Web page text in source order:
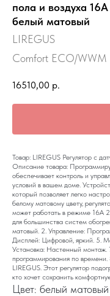
пола и воздуха
белый матовый
LIREGUS
Comfort ECO/WWM
16510,00 р.
Товар: LIREGUS Регулятор с
Описание товара:
обеспечивает контроль и
условий в вашем доме.
который позволяет легко
белому матовому цвету,
может работать в режиме 16А
для большинства систем
матовый. 2. Управление:
Дисплей: Цифровой, яркий. 5.
Установка: Настенный монтаж.
программирования по
LIREGUS. Этот регулятор
кто хочет сохранить
Цвет: белый матовый